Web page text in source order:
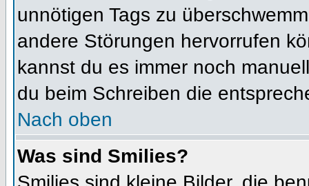
unnötigen Tags zu
andere Störungen hervorrufen
kannst du es immer noch
du beim Schreiben die
Nach oben
Was sind Smilies?